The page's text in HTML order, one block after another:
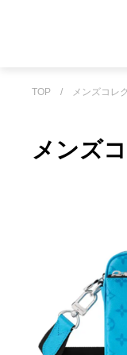
TOP / メンズコレ
メンズ